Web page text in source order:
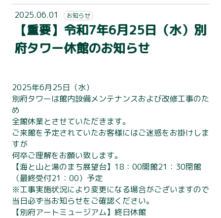
2025.06.01 お知らせ
【重要】令和7年6月25日（水）別
府タワー休館のお知らせ
2025年6月25日（水）
別府タワーは館内設備メンテナンスおよび改修工事のた
め
全館休業とさせていただきます。
ご来館を予定されていたお客様にはご迷惑をお掛けしま
すが
何卒ご理解をお願い致します。
【海と山と湯のまち展望台】18：00開館21：30閉館
（最終受付21：00）予定
※工事実施状況により変更になる場合がございますので
当日必ず当お知らせをご確認ください。
【別府アートミュージアム】終日休館